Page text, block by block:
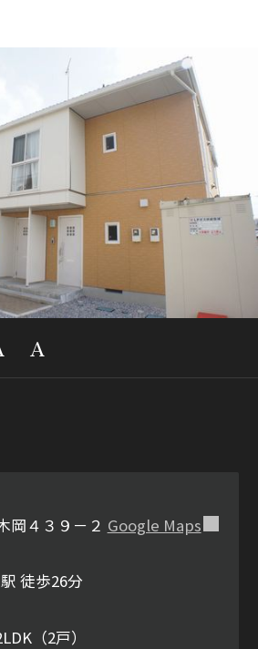
お気に入り
最近見た物件
北
関東
西
中国・四国
ら探す
探す
シャーメゾンセレクショ
Ａ
岡４３９－２ Google Maps
徒歩26分
（2戸）